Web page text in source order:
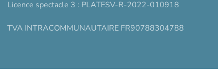
Licence spectacle 3 : PLATESV-R-2022-010918
TVA INTRACOMMUNAUTAIRE FR90788304788